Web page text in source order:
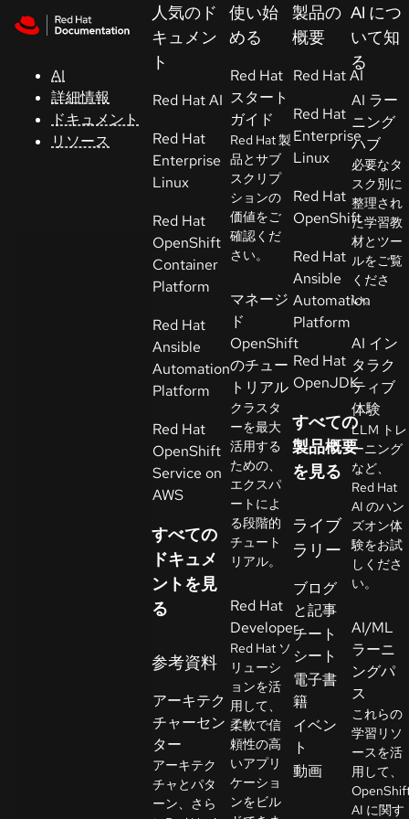
AI
詳細情報
ドキュメント
リソース
ト
コ
ン
ソ
ー
開
者
ト
ラ
イ
ア
ル
の
始
お
問
合
わ
言
語
の
選
択
人気のド
キュメン
ト
Red Hat AI
Red Hat
Enterprise
Linux
Red Hat
OpenShift
Container
Platform
Red Hat
Ansible
Automation
Platform
Red Hat
OpenShift
Service on
AWS
すべての
ドキュメ
ントを見
る
参考資料
アーキテク
チャーセン
ター
アーキテク
チャとパタ
ーン、さら
使い始
める
Red Hat
スタート
ガイド
Red Hat 製
品とサブ
スクリプ
ションの
価値をご
確認くだ
さい。
マネージ
ド
OpenShift
のチュー
トリアル
クラスタ
ーを最大
活用する
ための、
エクスパ
ートによ
る段階的
チュート
リアル。
Red Hat
Developer
Red Hat ソ
リューシ
ョンを活
用して、
柔軟で信
頼性の高
いアプリ
ケーショ
ンをビル
製品の
概要
Red Hat AI
Red Hat
Enterprise
Linux
Red Hat
OpenShift
Red Hat
Ansible
Automation
Platform
Red Hat
OpenJDK
すべての
製品概要
を見る
ライブ
ラリー
ブログ
と記事
チート
シート
電子書
籍
イベン
ト
動画
AI につ
いて知
る
AI ラー
ニング
ハブ
必要なタ
スク別に
整理され
た学習教
材とツー
ルをご覧
くださ
い。
AI イン
タラク
ティブ
体験
LLM トレ
ーニング
など、
Red Hat
AI のハン
ズオン体
験をお試
しくださ
い。
AI/ML
ラーニ
ングパ
ス
これらの
学習リソ
ースを活
用して、
AI に関す